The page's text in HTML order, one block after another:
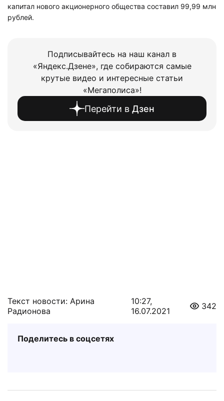
капитал нового акционерного общества составил 99,99 млн
рублей.
Подписывайтесь на наш канал в
«Яндекс.Дзене», где собираются самые
крутые видео и интересные статьи
«Мегаполиса»!
Перейти в Дзен
Текст новости: Арина
Радионова
10:27,
16.07.2021
342
Поделитесь в соцсетях